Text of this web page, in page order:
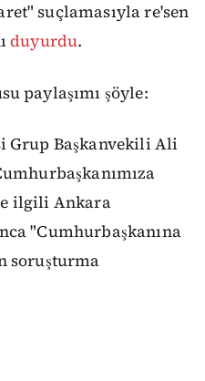
suçlamasıyla re'sen
duyurdu.
paylaşımı şöyle:
Grup Başkanvekili Ali
ilgili Ankara
"Cumhurbaşkanına
soruşturma